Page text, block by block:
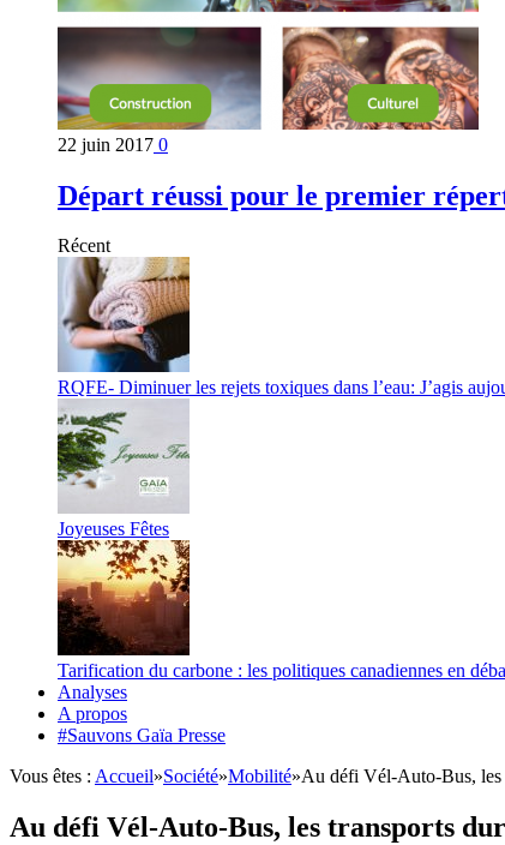
22 juin 2017 0
Départ réussi pour le premier
Récent
RQFE- Diminuer les rejets toxiques dans l’eau: J’agis
Joyeuses Fêtes
Tarification du carbone : les politiques canadiennes en
Analyses
A propos
#Sauvons Gaïa Presse
Vous êtes : Accueil»Société»Mobilité»Au défi Vél-Auto-Bus, les
Au défi Vél-Auto-Bus, les transports